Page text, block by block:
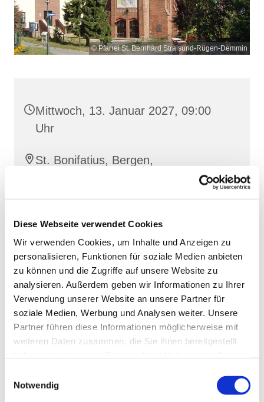
Diese Webseite verwendet Cookies
Wir verwenden Cookies, um Inhalte und Anzeigen zu
personalisieren, Funktionen für soziale Medien anbieten
zu können und die Zugriffe auf unsere Website zu
analysieren. Außerdem geben wir Informationen zu Ihrer
Verwendung unserer Website an unsere Partner für
soziale Medien, Werbung und Analysen weiter. Unsere
Partner führen diese Informationen möglicherweise mit
weiteren Daten zusammen, die Sie ihnen bereitgestellt
Notwendig
© Pfarrei St. Bernhard Stralsund-Rügen-Demmin
Mittwoch, 13. Januar 2027, 09:00
Uhr
St. Bonifatius, Bergen,
Clementstraße 1, 18528 Bergen auf